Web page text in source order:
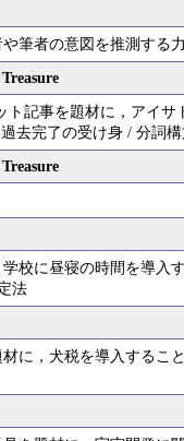
筆者の意図を推測する
ト記事を題材に，アイ
去完了の受け身 / 分詞
学校に昼寝の時間を導
法
材に，犬税を導入する